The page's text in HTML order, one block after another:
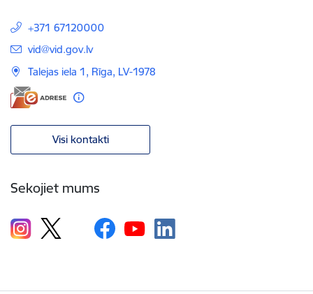
+371 67120000
E-pasts:
vid@vid.gov.lv
Talejas iela 1, Rīga, LV-1978
Visi kontakti
Sekojiet mums